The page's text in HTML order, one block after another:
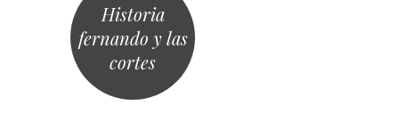
Historia
fernando y las
cortes